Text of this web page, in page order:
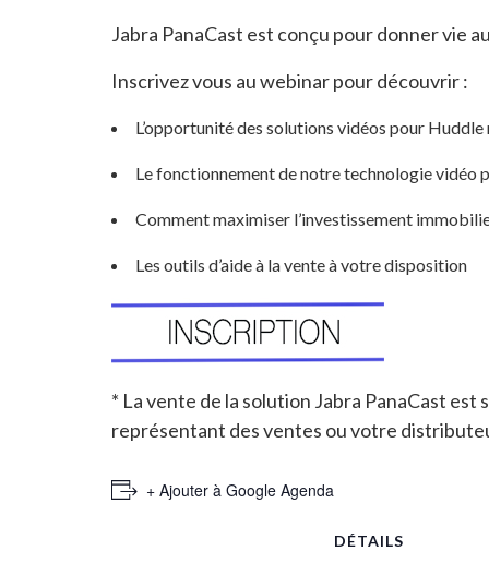
Jabra PanaCast est conçu pour donner vie
Inscrivez vous au webinar pour découvrir :
L’opportunité des solutions vidéos pour Huddle
Le fonctionnement de notre technologie vidéo
Comment maximiser l’investissement
Les outils d’aide à la vente à votre disposition
* La vente de la solution Jabra PanaCast
représentant des ventes ou votre
+ Ajouter à Google Agenda
DÉTAILS